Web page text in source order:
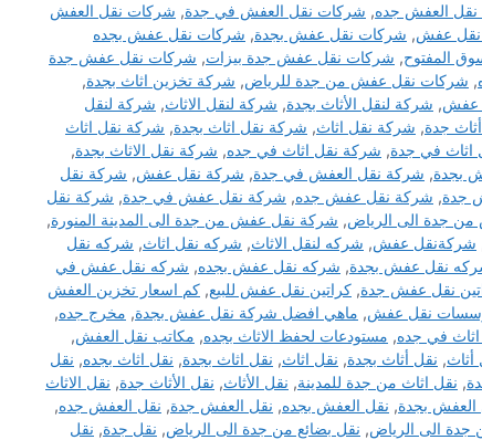
العفش جده, شركات نقل العفش في جدة, شركات نقل العفش
عفش, شركات نقل عفش بجدة, شركات نقل عفش بجده
المفتوح, شركات نقل عفش جدة بيزات, شركات نقل عفش جدة
, شركات نقل عفش من جدة للرياض, شركة تخزين اثاث بجدة,
عفش, شركة لنقل الأثاث بجدة, شركة لنقل الاثاث, شركة لنقل
جدة, شركة نقل اثاث, شركة نقل اثاث بجدة, شركة نقل اثاث
اثاث في جدة, شركة نقل اثاث في جده, شركة نقل الاثاث بجدة,
بجدة, شركة نقل العفش في جدة, شركة نقل عفش, شركة نقل
جدة, شركة نقل عفش جده, شركة نقل عفش في جدة, شركة نقل
جدة الى الرياض, شركة نقل عفش من جدة الى المدينة المنورة,
شركةنقل عفش, شركه لنقل الاثاث, شركه نقل اثاث, شركه نقل
نقل عفش بجدة, شركه نقل عفش بجده, شركه نقل عفش في
نقل عفش جدة, كراتين نقل عفش للبيع, كم اسعار تخزين العفش
نقل عفش, ماهي افضل شركة نقل عفش بجدة, مخرج جده,
في جده, مستودعات لحفظ الاثاث بجده, مكاتب نقل العفش,
أثاث, نقل أثاث بجدة, نقل اثاث, نقل اثاث بجدة, نقل اثاث بجده, نقل
, نقل اثاث من جدة للمدينة, نقل الأثاث, نقل الأثاث جدة, نقل الاثاث
العفش بجدة, نقل العفش بجده, نقل العفش جدة, نقل العفش جده,
الى الرياض, نقل بضائع من جدة الى الرياض, نقل جدة, نقل